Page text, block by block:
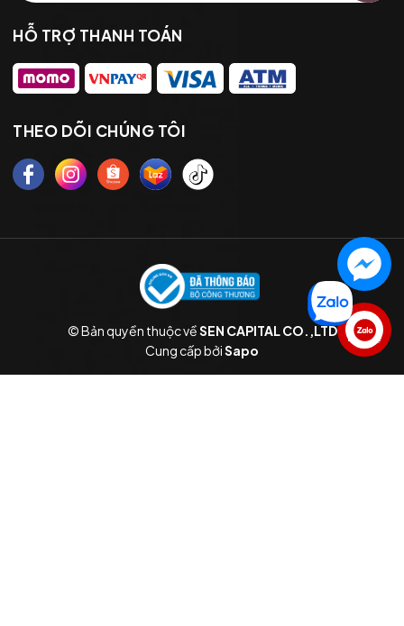
HỖ TRỢ THANH TOÁN
THEO DÕI CHÚNG TÔI
© Bản quyền thuộc vềSEN CAPITAL CO.,LTD
Cung cấp bởiSapo
Liên hệ